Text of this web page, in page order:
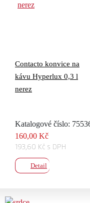
Contacto konvice na
kávu Hyperlux 0,3 l
nerez
Katalogové číslo:
160,00 Kč
193,60 Kč s DPH
Detail